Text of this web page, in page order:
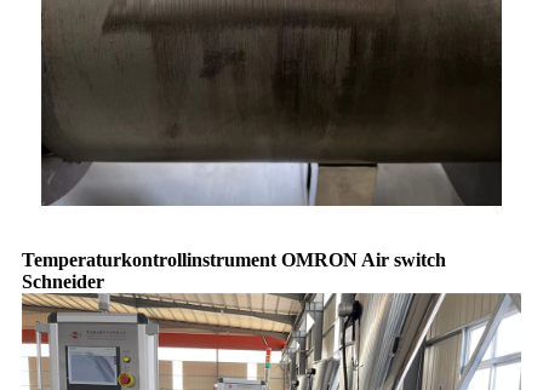
Temperaturkontrollinstrument OMRON Air switch
Schneider